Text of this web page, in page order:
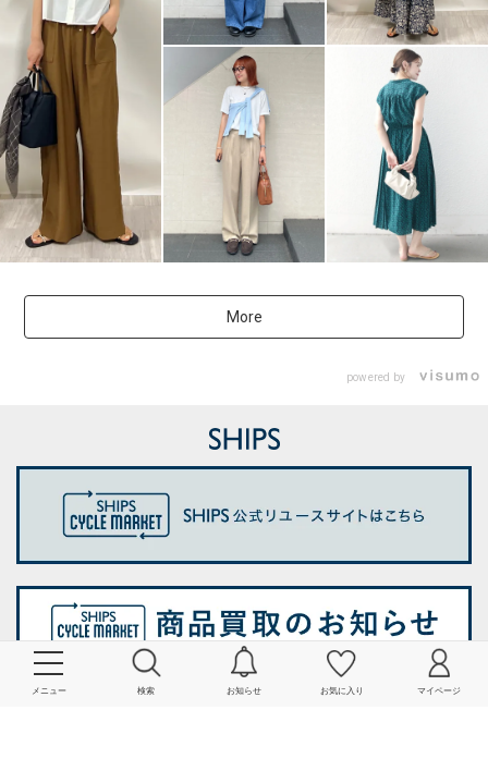
メニュー 検索 お知らせ お気に入り マイページ
More
powered by